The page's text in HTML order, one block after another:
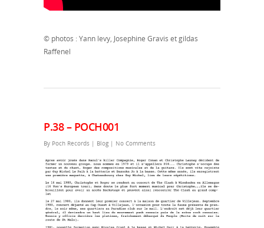
© photos : Yann levy, Josephine Gravis et gildas
Raffenel
P.38 – POCH001
By Poch Records | Blog | No Comments